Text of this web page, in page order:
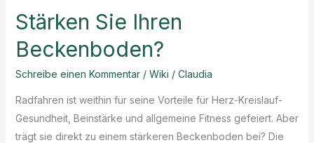
Stärken Sie Ihren
Beckenboden?
Schreibe einen Kommentar / Wiki / Claudia
Radfahren ist weithin für seine Vorteile für Herz-Kreislauf-
Gesundheit, Beinstärke und allgemeine Fitness gefeiert. Aber
trägt sie direkt zu einem stärkeren Beckenboden bei? Die